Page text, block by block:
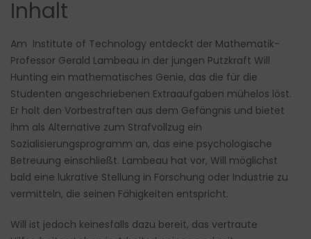
Inhalt
Am Institute of Technology entdeckt der Mathematik-
Professor Gerald Lambeau in der jungen Putzkraft Will
Hunting ein mathematisches Genie, das die für die
Studenten angeschriebenen Extraaufgaben mühelos löst.
Er holt den Vorbestraften aus dem Gefängnis und bietet
ihm als Alternative zum Strafvollzug ein
Sozialisierungsprogramm an, das eine psychologische
Betreuung einschließt. Lambeau hat vor, Will möglichst
bald eine lukrative Stellung in Forschung oder Industrie zu
vermitteln, die seinen Fähigkeiten entspricht.
Will ist jedoch keinesfalls dazu bereit, das vertraute